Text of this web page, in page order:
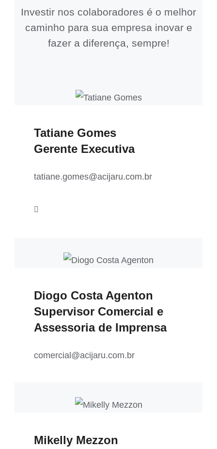
Investir nos colaboradores é o melhor
caminho para sua empresa inovar e
fazer a diferença, sempre!
Tatiane Gomes
Gerente Executiva
tatiane.gomes@acijaru.com.br
Diogo Costa Agenton
Supervisor Comercial e
Assessoria de Imprensa
comercial@acijaru.com.br
Mikelly Mezzon